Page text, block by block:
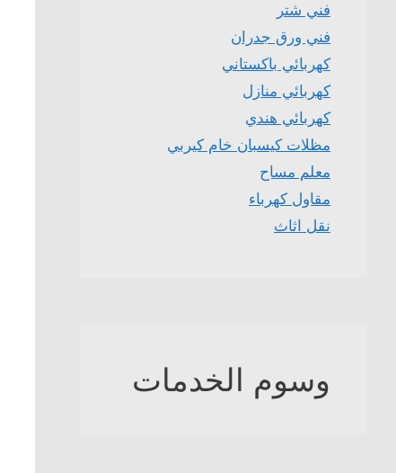
فني شتر
فني ورق جدران
كهربائي باكستاني
كهربائي منازل
كهربائي هندي
مظلات كيسبان خام كيربي
معلم مساح
مقاول كهرباء
نقل اثاث
وسوم الخدمات